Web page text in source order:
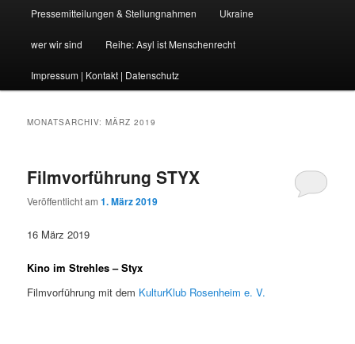
Pressemitteilungen & Stellungnahmen Ukraine
wer wir sind Reihe: Asyl ist Menschenrecht
Impressum | Kontakt | Datenschutz
MONATSARCHIV:MÄRZ 2019
Filmvorführung STYX
Veröffentlicht am1. März 2019
16 März 2019
Kino im Strehles – Styx
Filmvorführung mit dem KulturKlub Rosenheim e. V.